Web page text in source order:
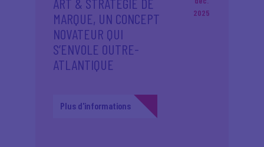
2025
MARQUE, UN CONCEPT
NOVATEUR QUI
S’ENVOLE OUTRE-
ATLANTIQUE
Plus d'informations